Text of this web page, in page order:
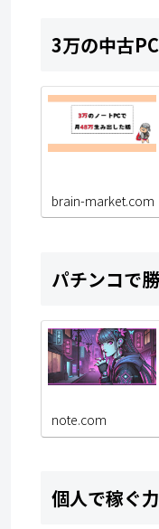
3万の中古
brain-market.com
パチンコで
note.com
個人で稼ぐ